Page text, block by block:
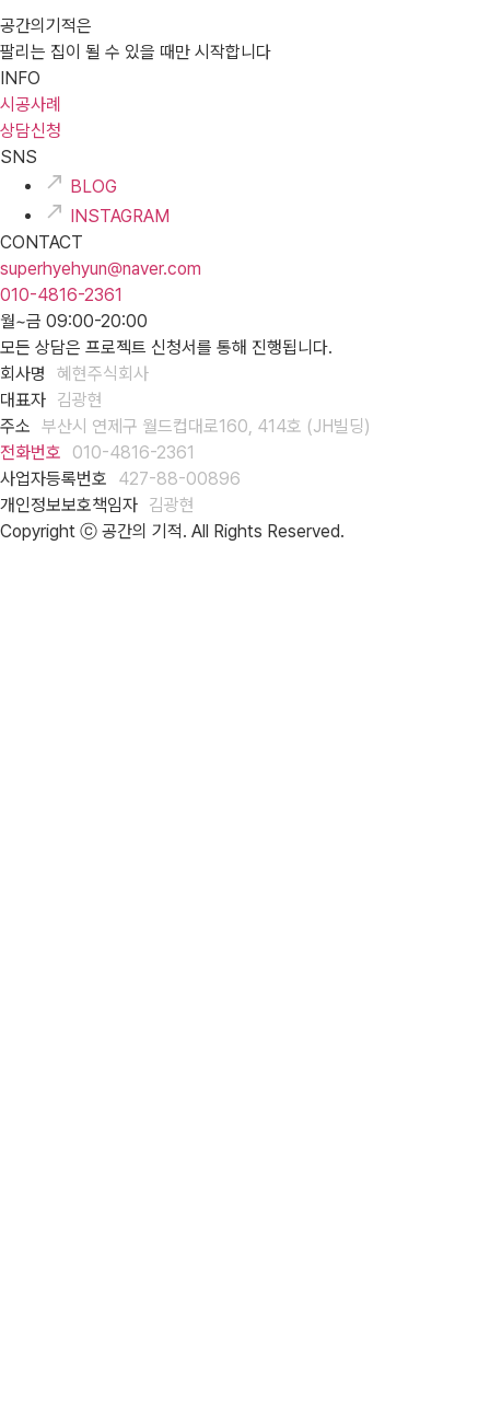
공간의기적은
팔리는 집이 될 수 있을 때만 시작합니다
INFO
시공사례
상담신청
SNS
BLOG
INSTAGRAM
CONTACT
superhyehyun@naver.com
010-4816-2361
월~금 09:00-20:00
모든 상담은 프로젝트 신청서를 통해 진행됩니다.
회사명
혜현주식회사
대표자 김광현
주소 부산시 연제구 월드컵대로160, 414호 (JH빌딩)
전화번호
010-4816-2361
사업자등록번호
427-88-00896
개인정보보호책임자 김광현
Copyright ⓒ 공간의 기적. All Rights Reserved.